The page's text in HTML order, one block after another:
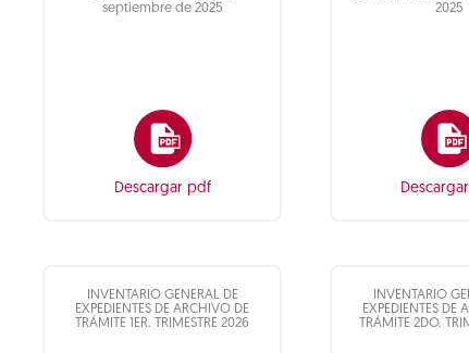
septiembre de 2025
Descargar pdf
2025
INVENTARIO GENERAL DE
EXPEDIENTES DE ARCHIVO DE
TRÁMITE 1ER. TRIMESTRE 2026
INVENTARIO
EXPEDIENTES DE
TRÁMITE 2DO.